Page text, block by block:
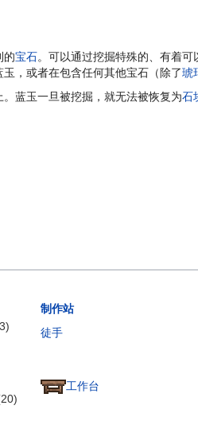
的宝石。可以通过挖掘特殊的、有着
，或者在包含任何其他宝石（除了琥
蓝玉一旦被挖掘，就无法被恢复为石
制作站
徒手
工作台